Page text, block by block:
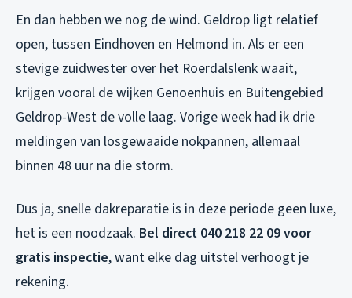
En dan hebben we nog de wind. Geldrop ligt relatief
open, tussen Eindhoven en Helmond in. Als er een
stevige zuidwester over het Roerdalslenk waait,
krijgen vooral de wijken Genoenhuis en Buitengebied
Geldrop-West de volle laag. Vorige week had ik drie
meldingen van losgewaaide nokpannen, allemaal
binnen 48 uur na die storm.
Dus ja, snelle dakreparatie is in deze periode geen luxe,
het is een noodzaak. Bel direct 040 218 22 09 voor
gratis inspectie, want elke dag uitstel verhoogt je
rekening.